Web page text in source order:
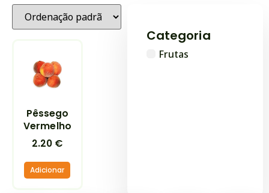
Categoria
Frutas
Pêssego
Vermelho
2.20 €
Adicionar